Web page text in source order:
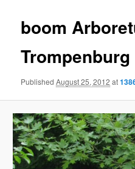
boom
Trompenburg
PublishedAugust 25, 2012 at